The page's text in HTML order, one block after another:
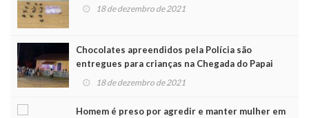
18 de dezembro de 2021
Chocolates apreendidos pela Polícia são
entregues para crianças na Chegada do Papai
Noel
18 de dezembro de 2021
Homem é preso por agredir e manter mulher em